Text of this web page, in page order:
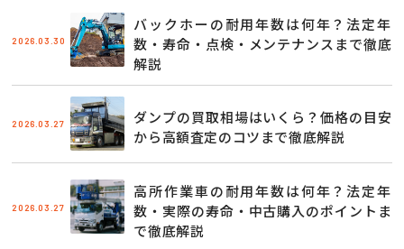
2026.03.30
バックホーの耐用年数は何年？法定年
数・寿命・点検・メンテナンスまで徹底
解説
2026.03.27
ダンプの買取相場はいくら？価格の目安
から高額査定のコツまで徹底解説
2026.03.27
高所作業車の耐用年数は何年？法定年
数・実際の寿命・中古購入のポイントま
で徹底解説